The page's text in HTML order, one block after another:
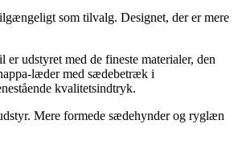
som tilvalg. Designet, der er mere
udstyret med de fineste materialer, den
læder med sædebetræk i
kvalitetsindtryk.
Mere formede sædehynder og ryglæn